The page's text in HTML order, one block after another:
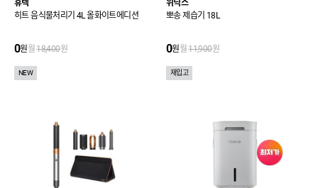
휴렉
히트 음식물처리기 4L 올화이트에디션
0원월18,400원
NEW
위닉스
뽀송 제습기 18L
0원월11,900원
재입고